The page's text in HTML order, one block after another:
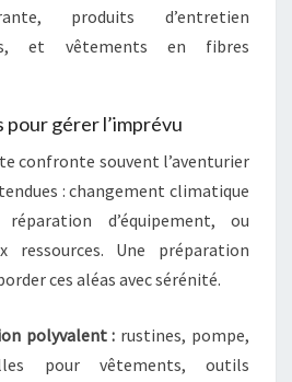
produits d’entretien
et vêtements en fibres
pour gérer l’imprévu
confronte souvent l’aventurier
: changement climatique
d’équipement, ou
ressources. Une préparation
ces aléas avec sérénité.
polyvalent : rustines, pompe,
pour vêtements, outils